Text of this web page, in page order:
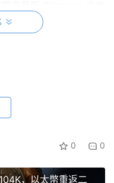
與傳統市場交會之際，
年第一季財報，營收
夥伴，誰能成功
0 0
，以太幣重返二